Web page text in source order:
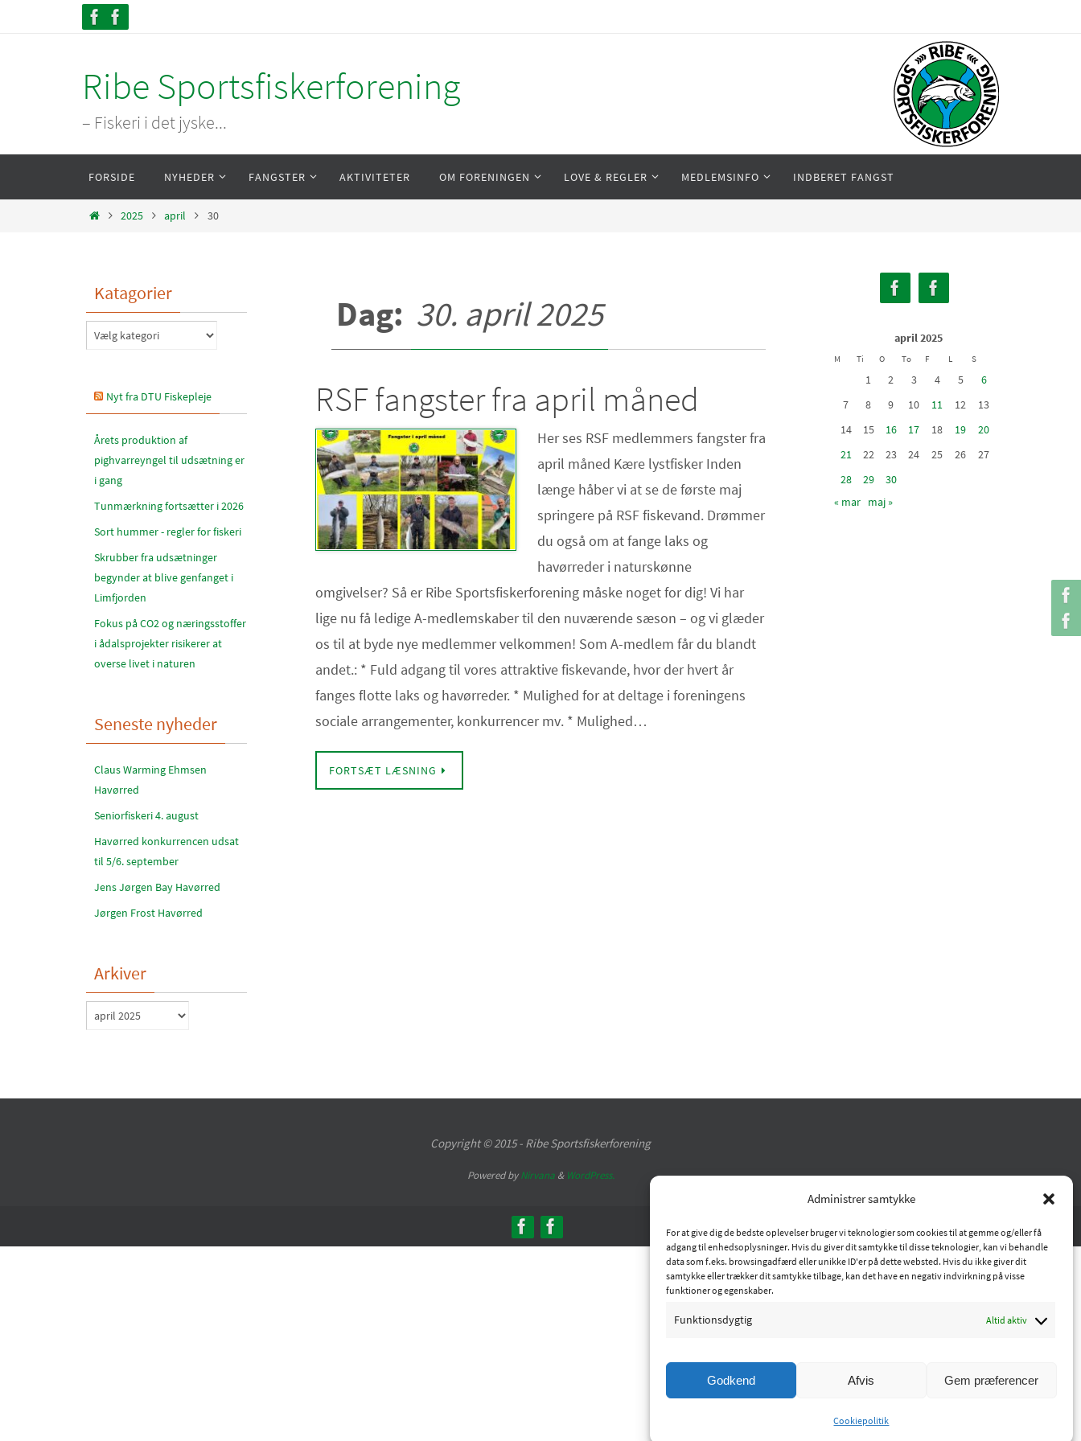
Administrer samtykke
For at give dig de bedste oplevelser bruger vi teknologier som cookies til at gemme og/eller få
adgang til enhedsoplysninger. Hvis du giver dit samtykke til disse teknologier, kan vi behandle
data som f.eks. browsingadfærd eller unikke ID'er på dette websted. Hvis du ikke giver dit
samtykke eller trækker dit samtykke tilbage, kan det have en negativ indvirkning på visse
funktioner og egenskaber.
Funktionsdygtig Altid aktiv
Godkend Afvis Gem præferencer
Cookiepolitik
Ribe Sportsfiskerforening
– Fiskeri i det jyske...
content
FORSIDE NYHEDER FANGSTER AKTIVITETER OM FORENINGEN LOVE & REGLER MEDLEMSINFO INDBERET FANGST
Home2025 april 30
Dag: 30. april 2025
RSF fangster fra april måned
Her ses RSF medlemmers fangster fra
april måned Kære lystfisker Inden
længe håber vi at se de første maj
springere på RSF fiskevand. Drømmer
du også om at fange laks og
havørreder i naturskønne
omgivelser? Så er Ribe Sportsfiskerforening måske noget for dig! Vi har
lige nu få ledige A-medlemskaber til den nuværende sæson – og vi glæder
os til at byde nye medlemmer velkommen! Som A-medlem får du blandt
andet.: * Fuld adgang til vores attraktive fiskevande, hvor der hvert år
fanges flotte laks og havørreder. * Mulighed for at deltage i foreningens
sociale arrangementer, konkurrencer mv. * Mulighed…
FORTSÆT LÆSNING
Katagorier
Katagorier
Nyt fra DTU Fiskepleje
Årets produktion af
pighvarreyngel til udsætning er
i gang
Tunmærkning fortsætter i 2026
Sort hummer - regler for fiskeri
Skrubber fra udsætninger
begynder at blive genfanget i
Limfjorden
Fokus på CO2 og næringsstoffer
i ådalsprojekter risikerer at
overse livet i naturen
Seneste nyheder
Claus Warming Ehmsen
Havørred
Seniorfiskeri 4. august
Havørred konkurrencen udsat
til 5/6. september
Jens Jørgen Bay Havørred
Jørgen Frost Havørred
Arkiver
Arkiver
april 2025
M Ti O To F L S
1 2 3 4 5
6
7
8 9 10 11 12
13
14
15 16 17 18 19
20
21
22 23 24 25 26
27
28
29
30
« mar maj »
Copyright © 2015 - Ribe Sportsfiskerforening
Powered byNirvana& WordPress.